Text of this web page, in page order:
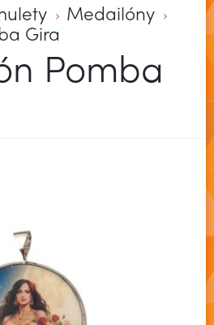
Medailóny
Gira
Pomba